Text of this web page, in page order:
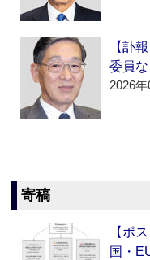
【訃
委員
2026
寄稿
【ポ
国・